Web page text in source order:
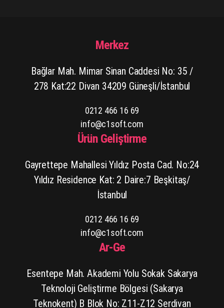
Merkez
Bağlar Mah. Mimar Sinan Caddesi No: 35 /
278 Kat:22 Divan 34209 Güneşli/İstanbul
0212 466 16 69
info@c1soft.com
Ürün Geliştirme
Gayrettepe Mahallesi Yıldız Posta Cad. No:24
Yıldız Residence Kat: 2 Daire:7 Beşkitaş/
İstanbul
0212 466 16 69
info@c1soft.com
Ar-Ge
Esentepe Mah. Akademi Yolu Sokak Sakarya
Teknoloji Geliştirme Bölgesi (Sakarya
Teknokent) B Blok No: Z11-Z12 Serdivan